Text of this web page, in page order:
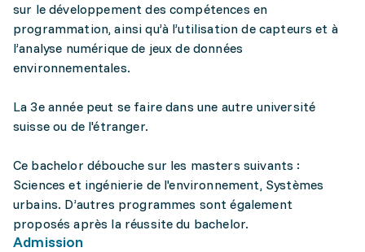
sur le développement des compétences en
programmation, ainsi qu’à l’utilisation de capteurs et à
l’analyse numérique de jeux de données
environnementales.
La 3e année peut se faire dans une autre université
suisse ou de l'étranger.
Ce bachelor débouche sur les masters suivants :
Sciences et ingénierie de l'environnement, Systèmes
urbains. D’autres programmes sont également
proposés après la réussite du bachelor.
Admission